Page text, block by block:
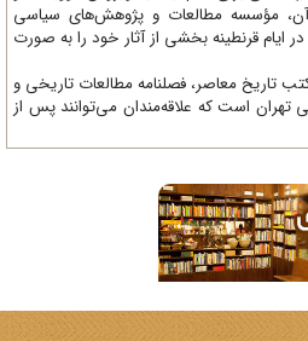
مؤسسه مطالعات و پژوهش‌های سیاسی
قرنطینه بخشی از آثار خود را به صورت
تاریخ معاصر، فصلنامه‌ مطالعات تاریخی و
است که علاقه‌مندان می‌توانند پس از